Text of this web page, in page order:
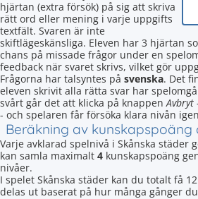
hjärtan (extra försök) på sig att skriva
rätt ord eller mening i varje uppgifts
textfält. Svaren är inte
skiftlägeskänsliga. Eleven har 3 hjärtan
chans på missade frågor under en
feedback när svaret skrivs, vilket gör
Frågorna har talsyntes på svenska. Det
eleven skrivit alla rätta svar har
svårt går det att klicka på knappenAvbryt
- och spelaren får försöka klara nivån
Beräkning av
Varje avklarad spelnivå i Skånska städer
kan samla maximalt 4 kunskapspoäng
nivåer.
I spelet Skånska städer kan du totalt få
delas ut baserat på hur många gånger